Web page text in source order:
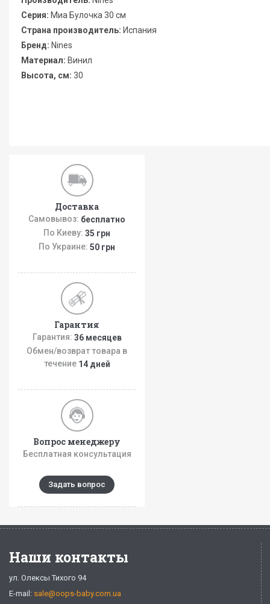
Серия: Миа Булочка 30 см
Страна производитель: Испания
Бренд: Nines
Материал: Винил
Высота, см: 30
Доставка
Самовывоз: бесплатно
По Киеву: 35 грн
По Украине: 50 грн
Гарантия
Гарантия: 36 месяцев
Обмен/возврат товара в
течение 14 дней
Вопрос менеджеру
Бесплатная консультация
Задать вопрос
Наши контакты
ул. Олексы Тихого 94
E-mail: sale@oops-baby.com.ua